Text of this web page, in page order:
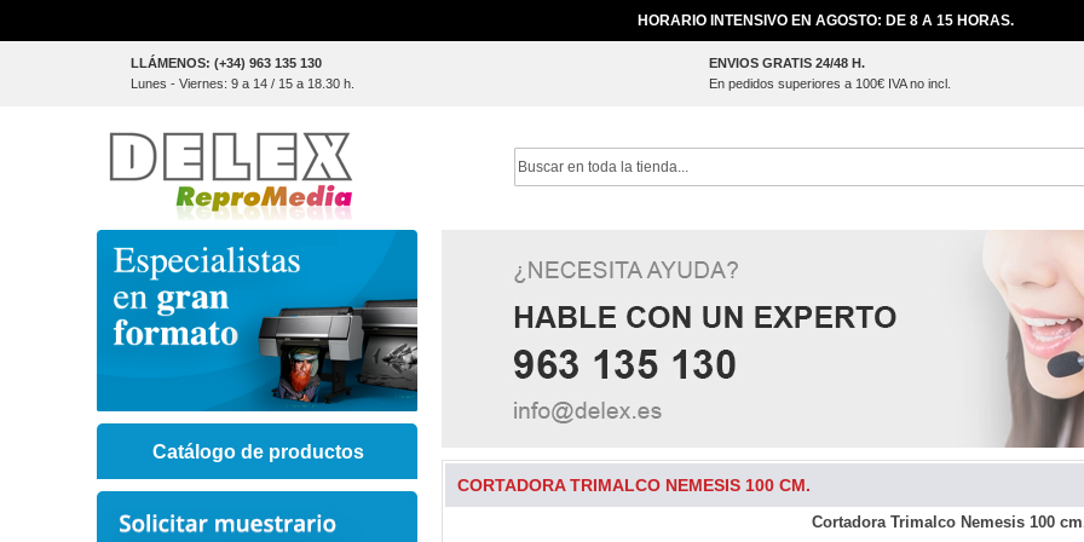
HORARIO INTENSIVO EN AGOSTO: DE 8 A 15 HORAS.
LLÁMENOS: (+34) 963 135 130
Lunes - Viernes: 9 a 14 / 15 a 18.30 h.
ENVIOS GRATIS 24/48 H.
En pedidos superiores a 100€ IVA no incl.
Search
CORTADORA TRIMALCO NEMESIS 100 CM.
Cortadora Trimalco Nemesis 100
Catálogo de productos